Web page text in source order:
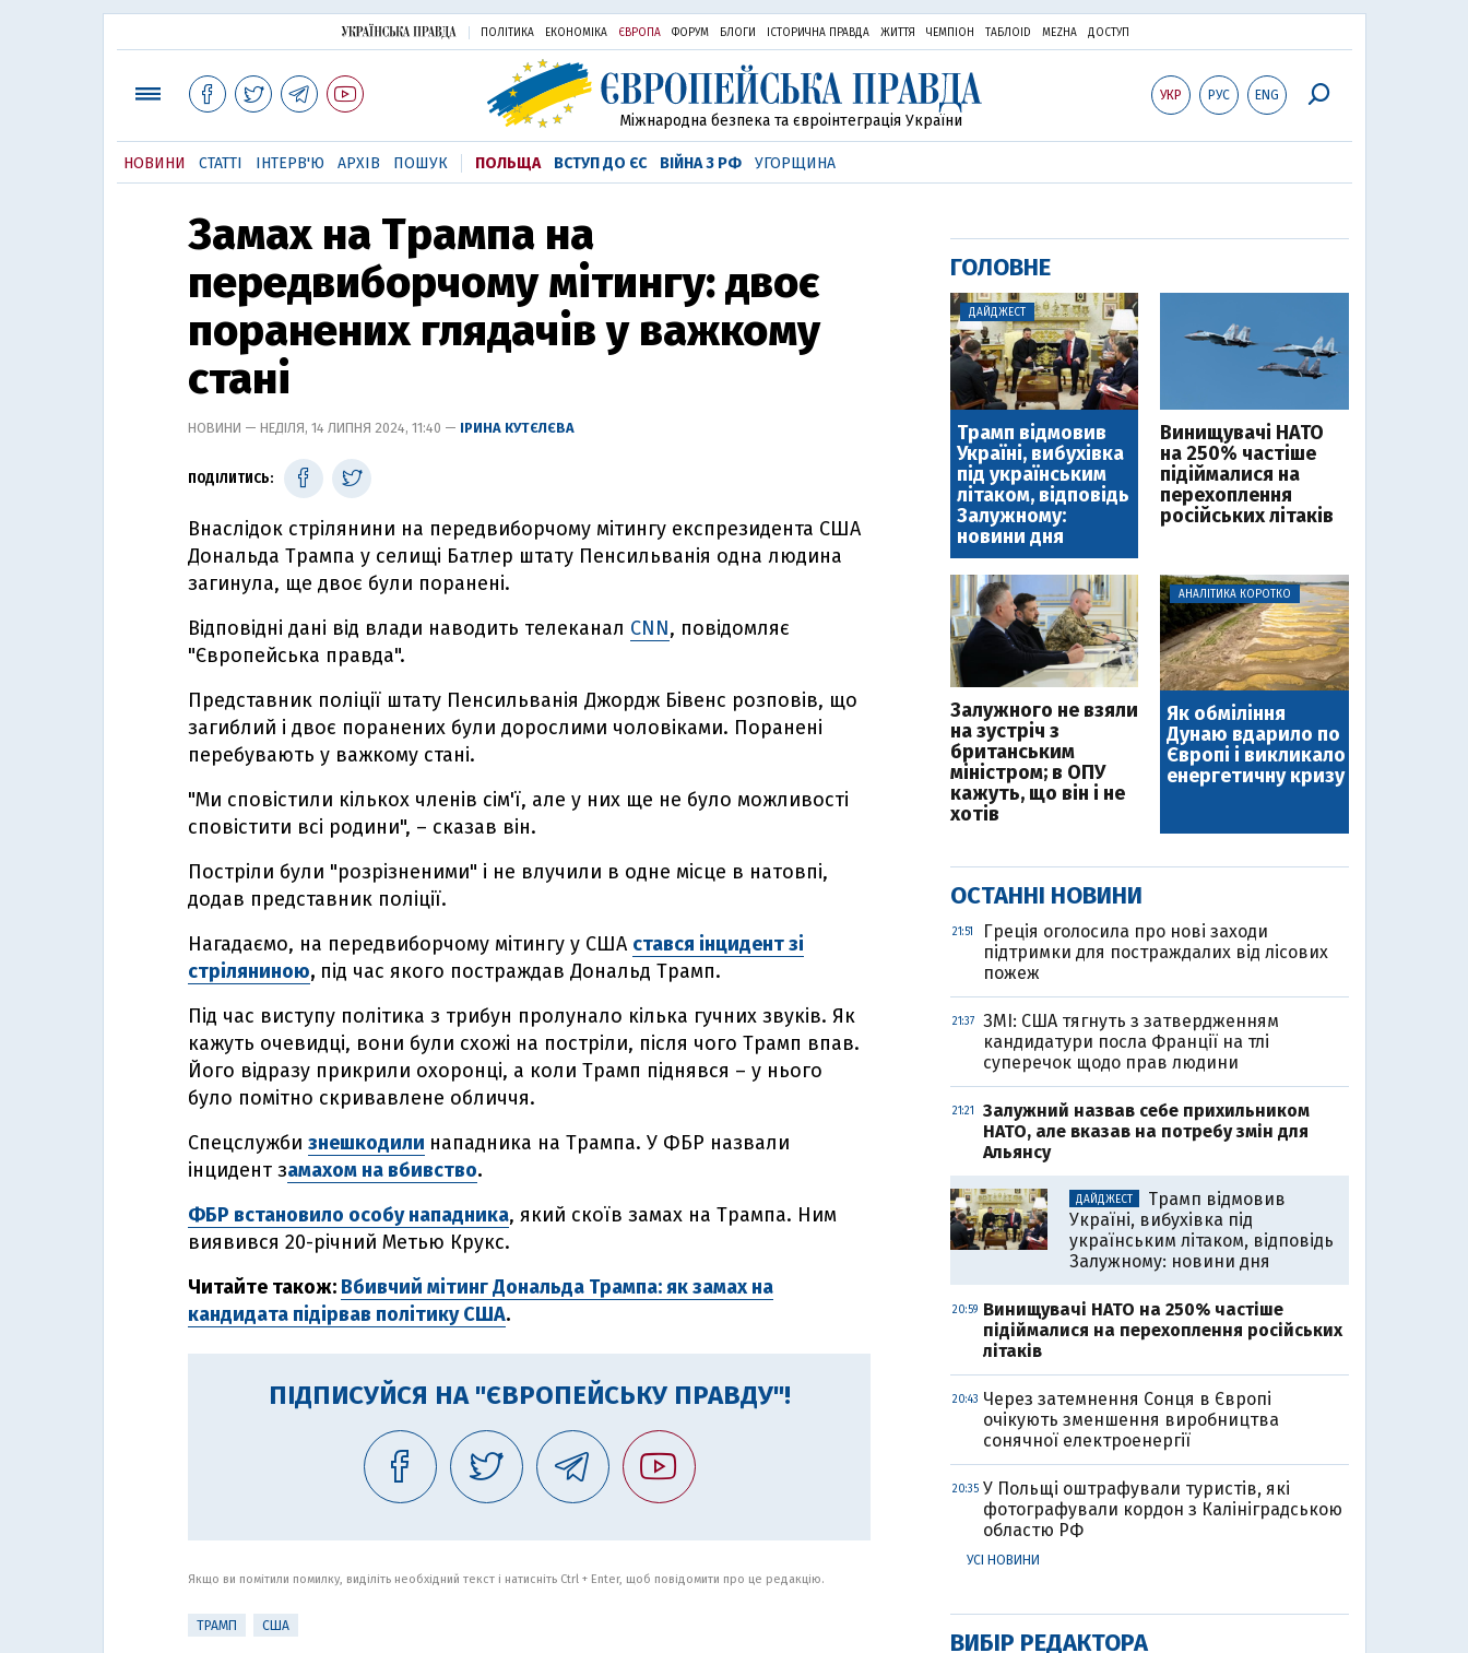
ПОЛІТИКА ЕКОНОМІКА ЄВРОПА ФОРУМ БЛОГИ ІСТОРИЧНА ПРАВДА ЖИТТЯ ЧЕМПІОН ТАБЛОID MEZHA ДОСТУП
УКР РУС ENG
Міжнародна безпека та євроінтеграція України
НОВИНИ СТАТТІ ІНТЕРВ'Ю АРХІВ ПОШУК ПОЛЬЩА ВСТУП ДО ЄС ВІЙНА З РФ УГОРЩИНА
Замах на Трампа на
передвиборчому мітингу: двоє
поранених глядачів у важкому
стані
НОВИНИ — НЕДІЛЯ, 14 ЛИПНЯ 2024, 11:40 — ІРИНА КУТЄЛЄВА
ПОДІЛИТИСЬ:
Внаслідок стрілянини на передвиборчому мітингу експрезидента США
Дональда Трампа у селищі Батлер штату Пенсильванія одна людина
загинула, ще двоє були поранені.
Відповідні дані від влади наводить телеканал CNN, повідомляє
"Європейська правда".
Представник поліції штату Пенсильванія Джордж Бівенс розповів, що
загиблий і двоє поранених були дорослими чоловіками. Поранені
перебувають у важкому стані.
"Ми сповістили кількох членів сім'ї, але у них ще не було можливості
сповістити всі родини", – сказав він.
Постріли були "розрізненими" і не влучили в одне місце в натовпі,
додав представник поліції.
Нагадаємо, на передвиборчому мітингу у США стався інцидент зі
стріляниною, під час якого постраждав Дональд Трамп.
Під час виступу політика з трибун пролунало кілька гучних звуків. Як
кажуть очевидці, вони були схожі на постріли, після чого Трамп впав.
Його відразу прикрили охоронці, а коли Трамп піднявся – у нього
було помітно скривавлене обличчя.
Спецслужби знешкодили нападника на Трампа. У ФБР назвали
інцидент замахом на вбивство.
ФБР встановило особу нападника, який скоїв замах на Трампа. Ним
виявився 20-річний Метью Крукс.
Читайте також: Вбивчий мітинг Дональда Трампа: як замах на
кандидата підірвав політику США.
ПІДПИСУЙСЯ НА "ЄВРОПЕЙСЬКУ ПРАВДУ"!
Якщо ви помітили помилку, виділіть необхідний текст і натисніть Ctrl + Enter, щоб повідомити про це редакцію.
ТРАМП США
ГОЛОВНЕ
ДАЙДЖЕСТ
Трамп відмовив
Україні, вибухівка
під українським
літаком, відповідь
Залужному:
новини дня
Винищувачі НАТО
на 250% частіше
підіймалися на
перехоплення
російських літаків
Залужного не взяли
на зустріч з
британським
міністром; в ОПУ
кажуть, що він і не
хотів
АНАЛІТИКА КОРОТКО
Як обміління
Дунаю вдарило по
Європі і викликало
енергетичну кризу
ОСТАННІ НОВИНИ
21:51
Греція оголосила про нові заходи
підтримки для постраждалих від лісових
пожеж
21:37
ЗМІ: США тягнуть з затвердженням
кандидатури посла Франції на тлі
суперечок щодо прав людини
21:21
Залужний назвав себе прихильником
НАТО, але вказав на потребу змін для
Альянсу
ДАЙДЖЕСТ
Трамп відмовив
Україні, вибухівка під
українським літаком, відповідь
Залужному: новини дня
20:59 Винищувачі НАТО на 250% частіше
підіймалися на перехоплення російських
літаків
20:43 Через затемнення Сонця в Європі
очікують зменшення виробництва
сонячної електроенергії
20:35 У Польщі оштрафували туристів, які
фотографували кордон з Калініградською
областю РФ
УСІ НОВИНИ
ВИБІР РЕДАКТОРА